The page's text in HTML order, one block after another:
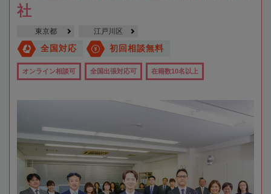
社
東京都 江戸川区
全国対応 初回相談無料
オンライン相談可 全国出張対応可 在籍数10名以上